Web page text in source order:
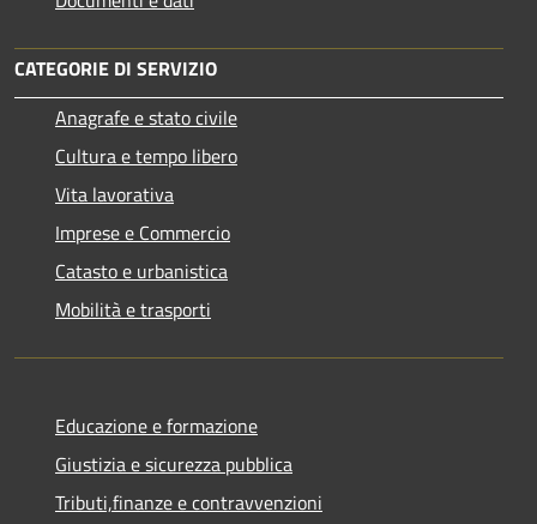
CATEGORIE DI SERVIZIO
Anagrafe e stato civile
Cultura e tempo libero
Vita lavorativa
Imprese e Commercio
Catasto e urbanistica
Mobilità e trasporti
Educazione e formazione
Giustizia e sicurezza pubblica
Tributi,finanze e contravvenzioni